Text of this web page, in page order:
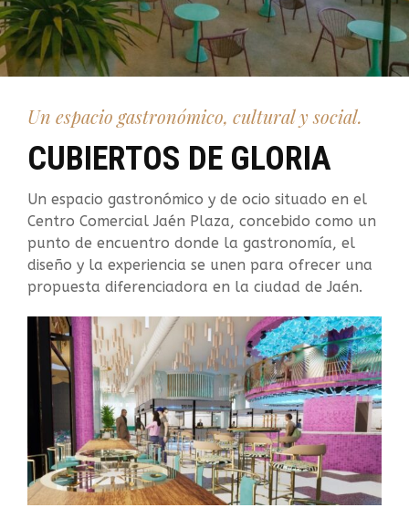
Un espacio gastronómico, cultural y social.
CUBIERTOS DE GLORIA
Un espacio gastronómico y de ocio situado en el
Centro Comercial Jaén Plaza, concebido como un
punto de encuentro donde la gastronomía, el
diseño y la experiencia se unen para ofrecer una
propuesta diferenciadora en la ciudad de Jaén.